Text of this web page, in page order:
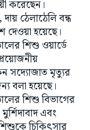
করেছেন।
ঠেলাঠেলি বন্ধ
দেওয়া হয়েছে।
শিশু ওয়ার্ডে
সদ্যোজাত মৃত্যুর
বলা হয়েছে।
শিশু বিভাগের
এবং